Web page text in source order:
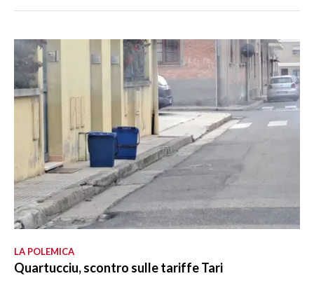
LA POLEMICA
Quartucciu, scontro sulle tariffe Tari